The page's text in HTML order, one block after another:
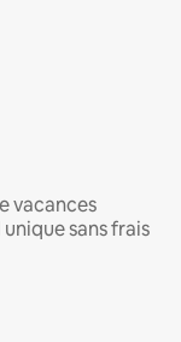
vacances
sans frais